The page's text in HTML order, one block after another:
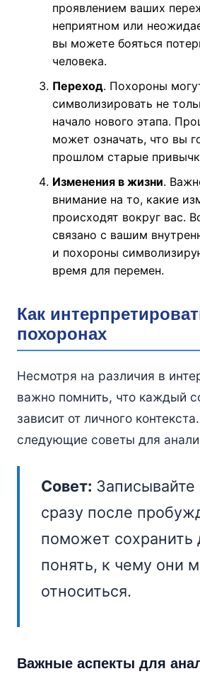
проявлением ваших
неприятном или
вы можете бояться
человека.
Переход. Похороны
символизировать не
начало нового этапа.
может означать, что вы
прошлом старые
Изменения в жизни.
внимание на то, какие
происходят вокруг вас.
связано с вашим
и похороны
время для перемен.
Как
похоронах
Несмотря на различия в
важно помнить, что каждый
зависит от личного
следующие советы для
Совет:
сразу после
поможет сохранить
понять, к чему они
относиться.
Важные аспекты для